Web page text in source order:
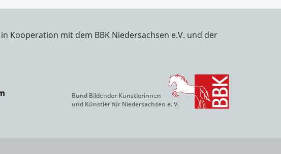
Kooperation mit dem BBK Niedersachsen e.V. und der
Bund Bildender Künstlerinnen
und Künstler für Niedersachsen e. V.